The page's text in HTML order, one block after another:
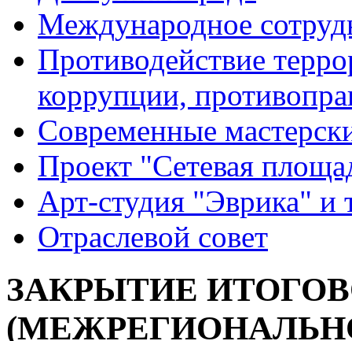
Международное
Противодействие
коррупции,
Современные
Проект "Сетевая
Арт-студия "Эврика" и
Отраслевой совет
ЗАКРЫТИЕ